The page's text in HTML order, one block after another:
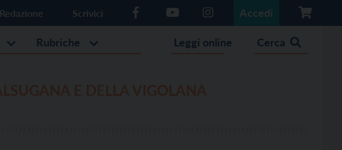
Redazione Scrivici Accedi
Rubriche Leggi online Cerca